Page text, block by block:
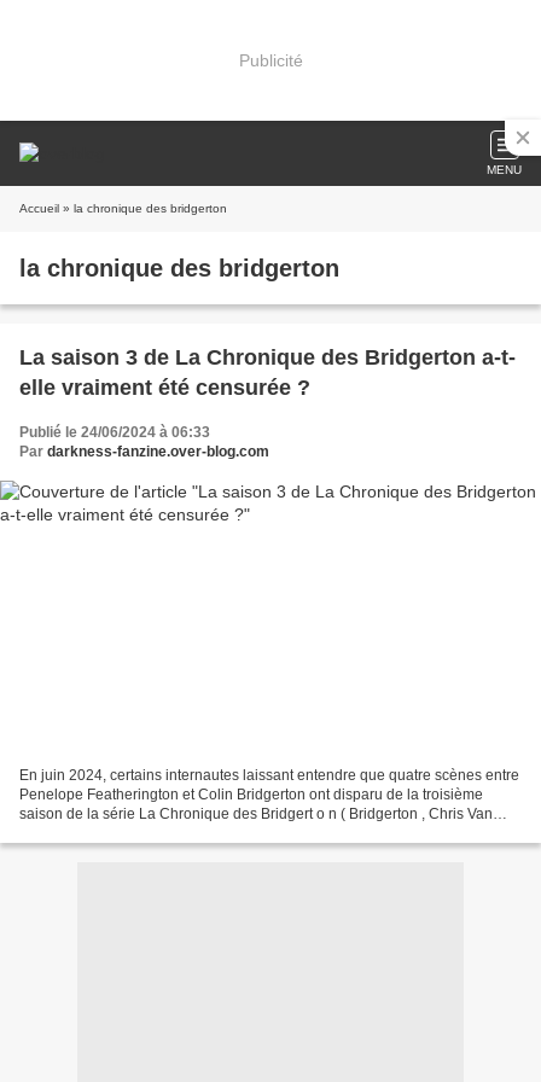
Publicité
MENU
Accueil » la chronique des bridgerton
la chronique des bridgerton
La saison 3 de La Chronique des Bridgerton a-t-
elle vraiment été censurée ?
Publié le 24/06/2024 à 06:33
Par darkness-fanzine.over-blog.com
En juin 2024, certains internautes laissant entendre que quatre scènes entre
Penelope Featherington et Colin Bridgerton ont disparu de la troisième
saison de la série La Chronique des Bridgert o n ( Bridgerton , Chris Van